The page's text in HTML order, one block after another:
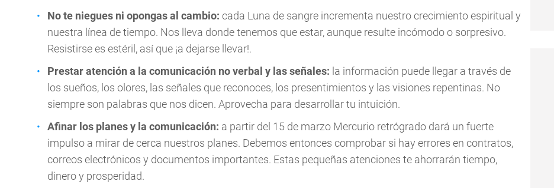
No te niegues ni opongas al cambio: cada Luna de sangre incrementa nuestro crecimiento espiritual y
nuestra línea de tiempo. Nos lleva donde tenemos que estar, aunque resulte incómodo o sorpresivo.
Resistirse es estéril, así que ¡a dejarse llevar!.
Prestar atención a la comunicación no verbal y las señales: la información puede llegar a través de
los sueños, los olores, las señales que reconoces, los presentimientos y las visiones repentinas. No
siempre son palabras que nos dicen. Aprovecha para desarrollar tu intuición.
Afinar los planes y la comunicación: a partir del 15 de marzo Mercurio retrógrado dará un fuerte
impulso a mirar de cerca nuestros planes. Debemos entonces comprobar si hay errores en contratos,
correos electrónicos y documentos importantes. Estas pequeñas atenciones te ahorrarán tiempo,
dinero y prosperidad.